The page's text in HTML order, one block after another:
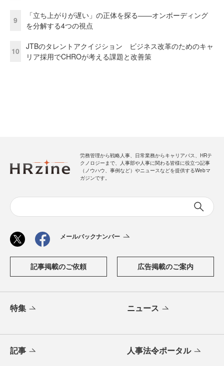
9
「立ち上がりが遅い」の正体を探る——オンボーディング
を分解する4つの視点
10
JTBのタレントアクイジション ビジネス改革のためのキャ
リア採用でCHROが考える課題と改善策
労務管理から戦略人事、日常業務からキャリアパス、HRテ
クノロジーまで、人事部や人事に関わる皆様に役立つ記事
（ノウハウ、事例など）やニュースなどを提供するWebマ
ガジンです。
メールバックナンバー
記事掲載のご依頼 広告掲載のご案内
特集 ニュース
記事 人事法令ポータル